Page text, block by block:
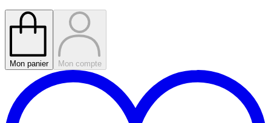
Mon panier Mon compte